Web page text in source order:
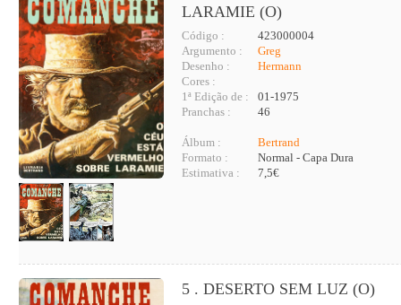
LARAMIE (O)
Código :
423000004
Argumento :
Greg
Desenho :
Hermann
Cores :
1ª Edição de :
01-1975
Pranchas :
46
Álbum :
Bertrand
Formato :
Normal - Capa Dura
Estimativa :
7,5€
5 . DESERTO SEM LUZ (O)